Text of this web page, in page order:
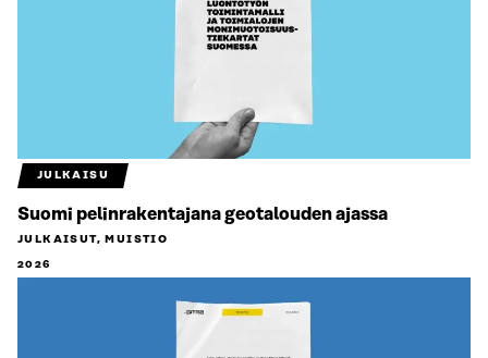
JULKAISU
Suomi pelinrakentajana geotalouden ajassa
JULKAISUT, MUISTIO
2026